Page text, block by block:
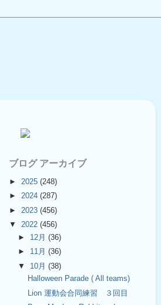
ブログ アーカイブ
► 2025 (248)
► 2024 (287)
► 2023 (456)
▼ 2022 (456)
► 12月(36)
► 11月(36)
▼ 10月(38)
Halloween Parade ( All teams)
Lion 運動会合同練習 ３回目